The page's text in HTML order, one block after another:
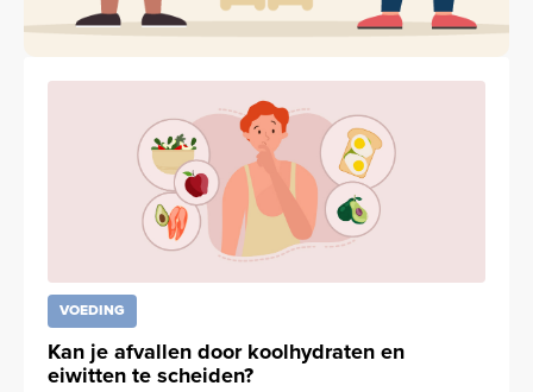
VOEDING
Kan je afvallen door koolhydraten en
eiwitten te scheiden?